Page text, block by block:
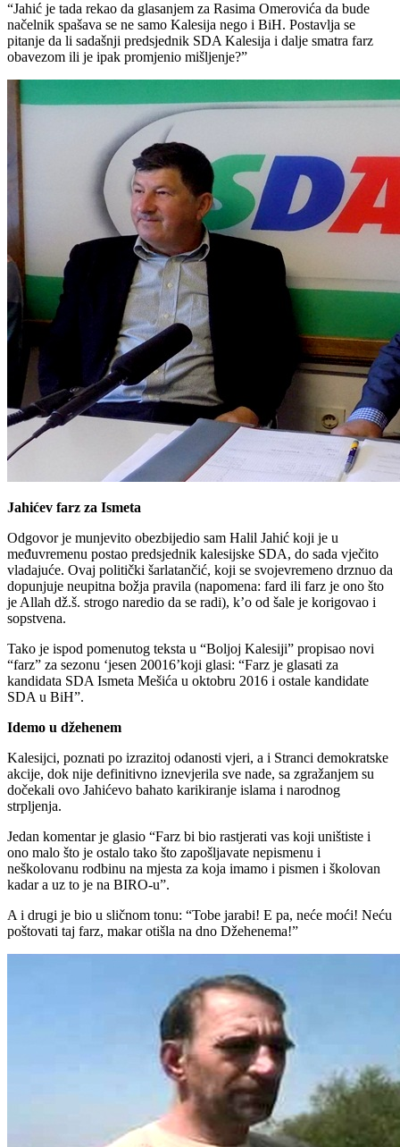
“Jahić je tada rekao da glasanjem za Rasima Omerovića da bude
načelnik spašava se ne samo Kalesija nego i BiH. Postavlja se
pitanje da li sadašnji predsjednik SDA Kalesija i dalje smatra farz
obavezom ili je ipak promjenio mišljenje?”
Jahićev farz za Ismeta
Odgovor je munjevito obezbijedio sam Halil Jahić koji je u
međuvremenu postao predsjednik kalesijske SDA, do sada vječito
vladajuće. Ovaj politički šarlatančić, koji se svojevremeno drznuo da
dopunjuje neupitna božja pravila (napomena: fard ili farz je ono što
je Allah dž.š. strogo naredio da se radi), k’o od šale je korigovao i
sopstvena.
Tako je ispod pomenutog teksta u “Boljoj Kalesiji” propisao novi
“farz” za sezonu ‘jesen 20016’koji glasi: “Farz je glasati za
kandidata SDA Ismeta Mešića u oktobru 2016 i ostale kandidate
SDA u BiH”.
Idemo u džehenem
Kalesijci, poznati po izrazitoj odanosti vjeri, a i Stranci demokratske
akcije, dok nije definitivno iznevjerila sve nade, sa zgražanjem su
dočekali ovo Jahićevo bahato karikiranje islama i narodnog
strpljenja.
Jedan komentar je glasio “Farz bi bio rastjerati vas koji uništiste i
ono malo što je ostalo tako što zapošljavate nepismenu i
neškolovanu rodbinu na mjesta za koja imamo i pismen i školovan
kadar a uz to je na BIRO-u”.
A i drugi je bio u sličnom tonu: “Tobe jarabi! E pa, neće moći! Neću
poštovati taj farz, makar otišla na dno Džehenema!”